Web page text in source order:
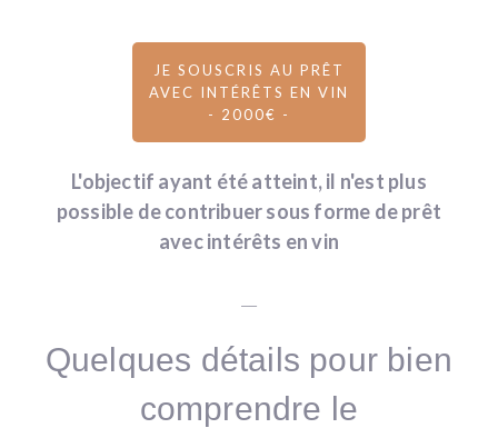
JE SOUSCRIS AU PRÊT
AVEC INTÉRÊTS EN VIN
- 2000€ -
L'objectif ayant été atteint, il n'est plus
possible de contribuer sous forme de prêt
avec intérêts en vin
Quelques détails pour bien
comprendre le